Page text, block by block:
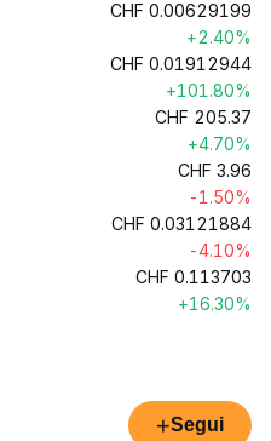
CHF 0.00629199
+2.40%
CHF 0.01912944
+101.80%
CHF 205.37
+4.70%
CHF 3.96
-1.50%
CHF 0.03121884
-4.10%
CHF 0.113703
+16.30%
+Segui